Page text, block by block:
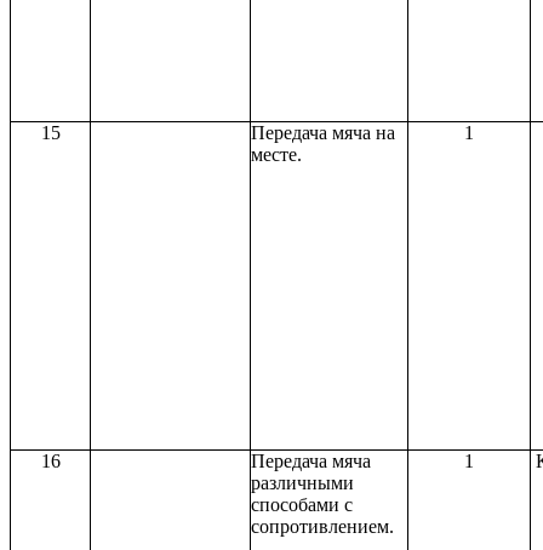
15
Передача мяча на
месте.
1
16
Передача мяча
различными
способами с
сопротивлением.
1